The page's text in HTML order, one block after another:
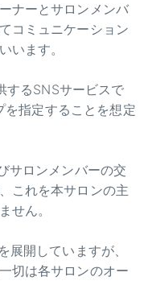
ナーとサロンメンバ
コミュニケーション
います。
するSNSサービスで
指定することを想定
サロンメンバーの交
これを本サロンの主
せん。
開していますが、
切は各サロンのオー